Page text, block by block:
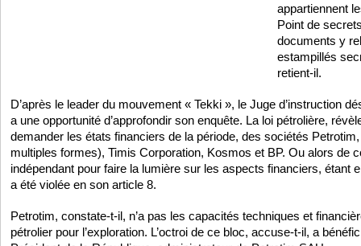
appartiennent
Point de
documents y
estampillés
retient-il.
D’après le leader du mouvement « Tekki », le Juge d’instruction
a une opportunité d’approfondir son enquête. La loi pétrolière,
demander les états financiers de la période, des sociétés
multiples formes), Timis Corporation, Kosmos et BP. Ou alors de
indépendant pour faire la lumière sur les aspects financiers, étant
a été violée en son article 8.
Petrotim, constate-t-il, n’a pas les capacités techniques et
pétrolier pour l’exploration. L’octroi de ce bloc, accuse-t-il, a